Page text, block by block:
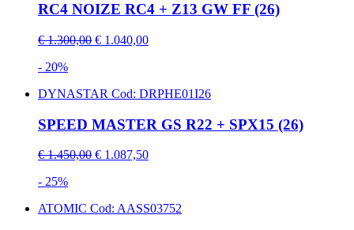
RC4 NOIZE RC4 + Z13 GW FF (26)
€ 1.300,00 € 1.040,00
- 20%
DYNASTAR Cod: DRPHE01I26
SPEED MASTER GS R22 + SPX15 (26)
€ 1.450,00 € 1.087,50
- 25%
ATOMIC Cod: AASS03752